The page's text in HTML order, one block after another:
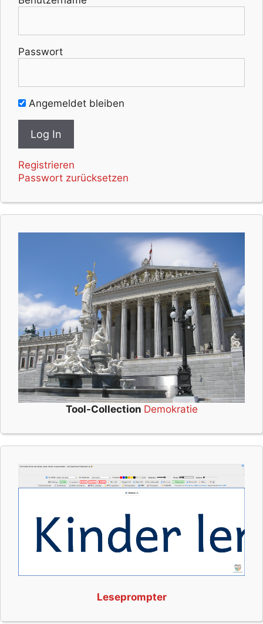
Passwort
Angemeldet bleiben
Registrieren
Passwort zurücksetzen
Tool-Collection Demokratie
Leseprompter